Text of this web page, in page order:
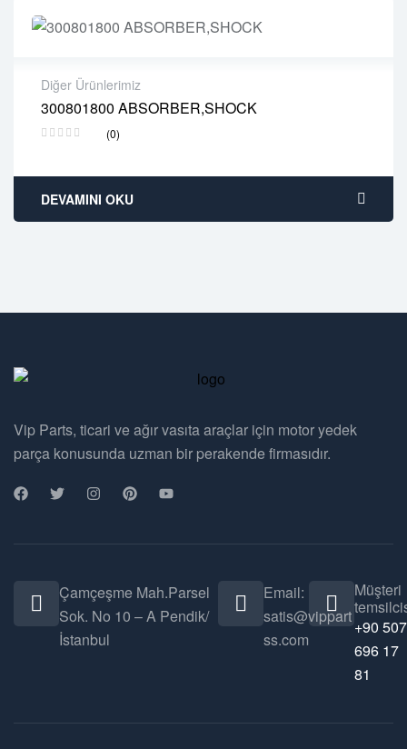
Diğer Ürünlerimiz
300801800 ABSORBER,SHOCK
(0)
2 years warranty
Delivery time: 1-2 business days
DEVAMINI OKU
Vip Parts, ticari ve ağır vasıta araçlar için motor yedek
parça konusunda uzman bir perakende firmasıdır.
Çamçeşme Mah.Parsel
Sok. No 10 – A Pendik/
İstanbul
Email:
satis@vippart
ss.com
Müşteri
+90 507
696 17
81